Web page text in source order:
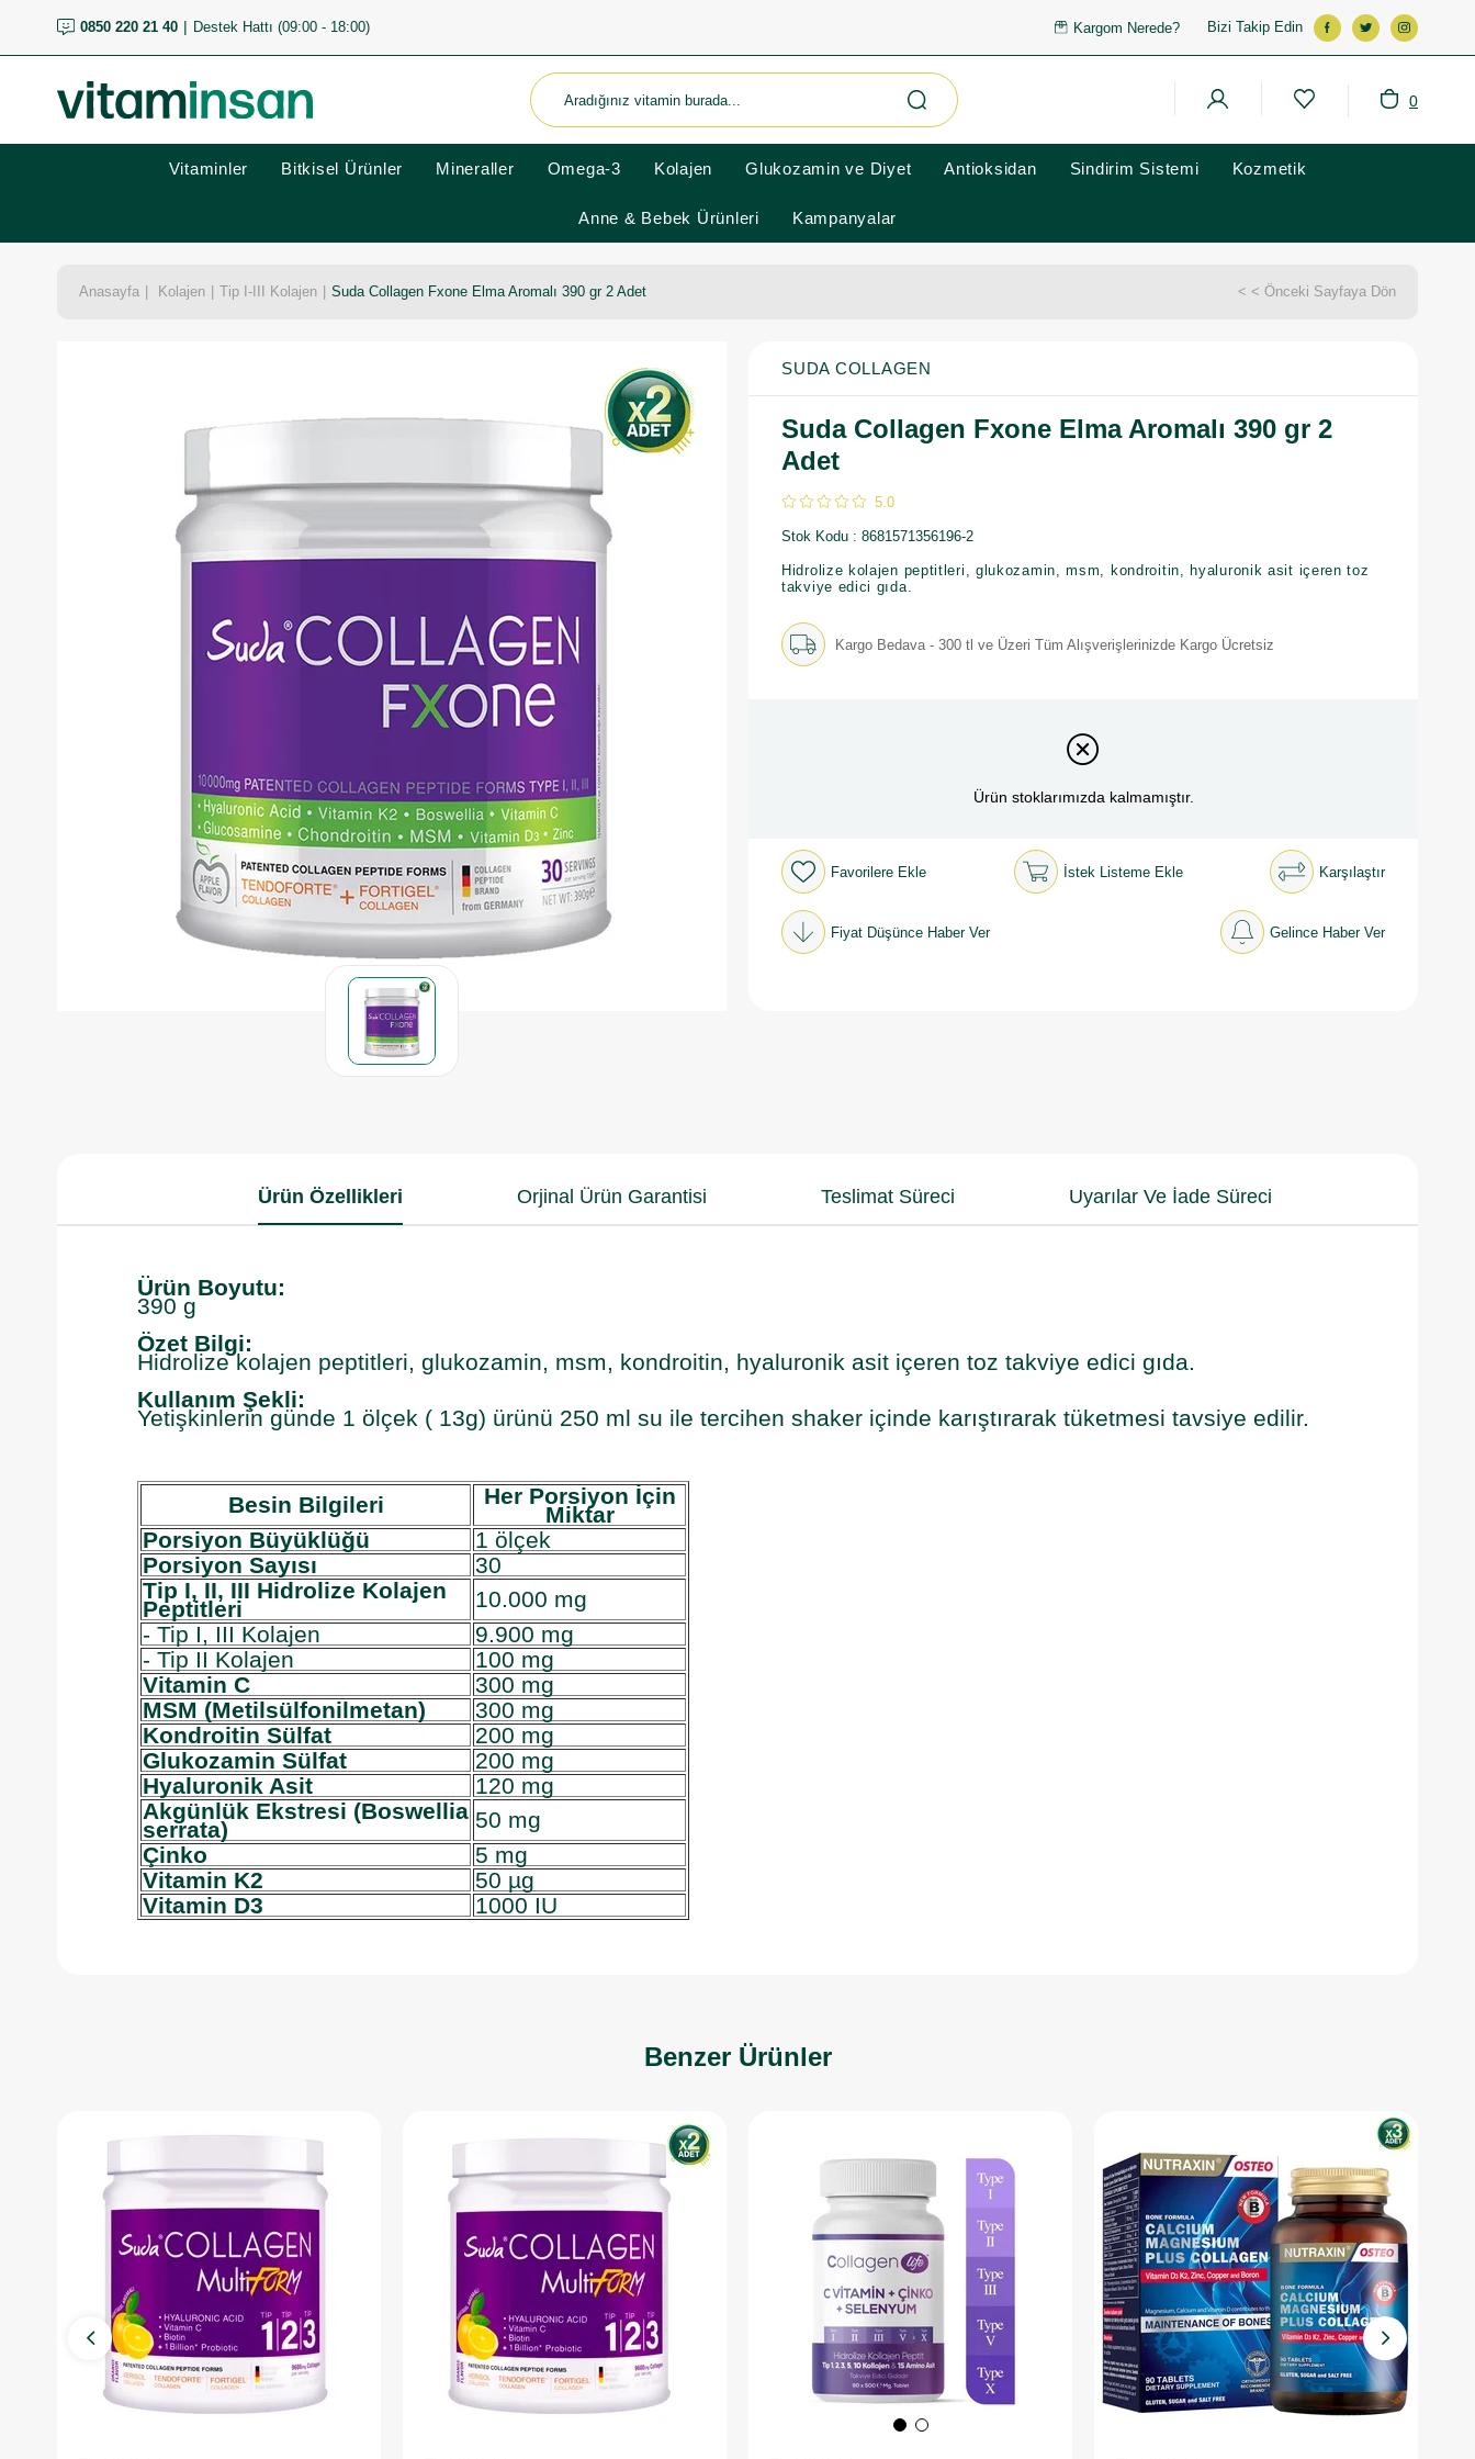
0850 220 21 40 Destek Hattı (09:00 - 18:00) Kargom Nerede? Bizi Takip Edin
0
Vitaminler Bitkisel Ürünler Mineraller Omega-3 Kolajen Glukozamin ve Diyet Antioksidan Sindirim Sistemi Kozmetik
Anne & Bebek Ürünleri Kampanyalar
Anasayfa Kolajen Tip I-III Kolajen Suda Collagen Fxone Elma Aromalı 390 gr 2 Adet < < Önceki Sayfaya Dön
SUDA COLLAGEN
Suda Collagen Fxone Elma Aromalı 390 gr 2
Adet
5.0
Stok Kodu 8681571356196-2
Hidrolize kolajen peptitleri, glukozamin, msm, kondroitin, hyaluronik asit içeren toz
takviye edici gıda.
Kargo Bedava - 300 tl ve Üzeri Tüm Alışverişlerinizde Kargo Ücretsiz
Ürün stoklarımızda kalmamıştır.
Favorilere Ekle İstek Listeme Ekle Karşılaştır
Fiyat Düşünce Haber Ver Gelince Haber Ver
Ürün Özellikleri Orjinal Ürün Garantisi Teslimat Süreci Uyarılar Ve İade Süreci
Ürün Boyutu:
390 g
Özet Bilgi:
Hidrolize kolajen peptitleri, glukozamin, msm, kondroitin, hyaluronik asit içeren toz takviye edici gıda.
Kullanım Şekli:
Yetişkinlerin günde 1 ölçek ( 13g) ürünü 250 ml su ile tercihen shaker içinde karıştırarak tüketmesi tavsiye edilir.
Besin Bilgileri Her Porsiyon İçin
Miktar
Porsiyon Büyüklüğü
1 ölçek
Porsiyon Sayısı
30
Tip I, II, III Hidrolize Kolajen
Peptitleri
10.000 mg
- Tip I, III Kolajen
9.900 mg
- Tip II Kolajen
100 mg
Vitamin C
300 mg
MSM (Metilsülfonilmetan)
300 mg
Kondroitin Sülfat
200 mg
Glukozamin Sülfat
200 mg
Hyaluronik Asit
120 mg
Akgünlük Ekstresi (Boswellia
serrata)
50 mg
Çinko
5 mg
Vitamin K2
50 µg
Vitamin D3
1000 IU
Benzer Ürünler